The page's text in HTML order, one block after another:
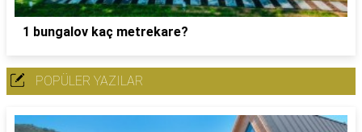
1 bungalov kaç metrekare?
POPÜLER YAZILAR